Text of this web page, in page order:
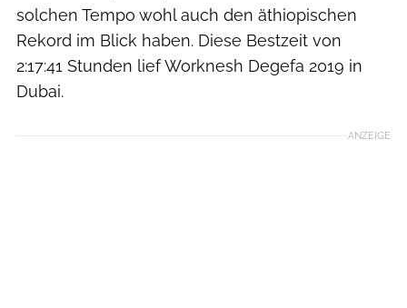
solchen Tempo wohl auch den äthiopischen
Rekord im Blick haben. Diese Bestzeit von
2:17:41 Stunden lief Worknesh Degefa 2019 in
Dubai.
ANZEIGE